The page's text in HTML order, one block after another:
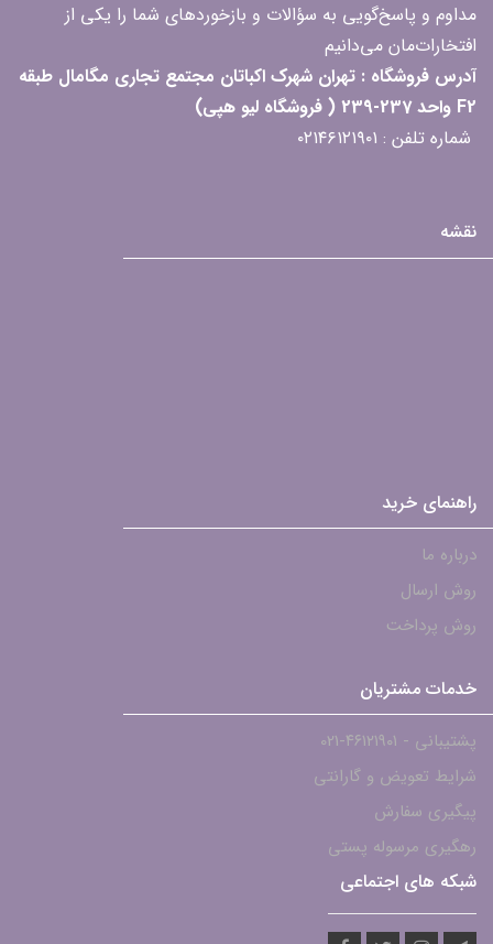
مداوم و پاسخ‌گویی به سؤالات و بازخوردهای شما را یکی از
افتخارات‌مان می‌دانیم
آدرس فروشگاه : تهران شهرک اکباتان مجتمع تجاری مگامال طبقه
F2 واحد 237-239 ( فروشگاه لیو هپی)
شماره تلفن : ۰۲۱۴۶۱۲۱۹۰۱
نقشه
راهنمای خرید
درباره ما
روش ارسال
روش پرداخت
خدمات مشتریان
پشتیبانی - ۴۶۱۲۱۹۰۱-021
شرایط تعویض و گارانتی
پیگیری سفارش
رهگیری مرسوله پستی
شبکه های اجتماعی